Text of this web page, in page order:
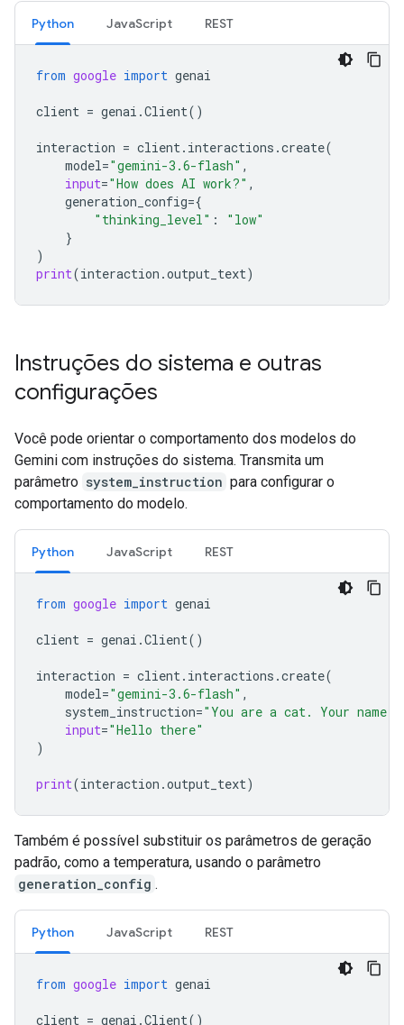
Python JavaScript REST
from google import genai
client = genai .Client()
interaction = client. interactions .create(
model="gemini-3.6-flash" ,
input="How does AI work?" ,
generation_config={
"thinking_level" :
"low"
}
)
print(interaction .output_text)
Instruções do sistema e outras
configurações
Você pode orientar o comportamento dos modelos do
Gemini com instruções do sistema. Transmita um
parâmetro system_instruction para configurar o
comportamento do modelo.
Python JavaScript REST
from google import genai
client = genai .Client()
interaction = client. interactions .create(
model="gemini-3.6-flash" ,
system_instruction="You are a cat. Your name
input="Hello there"
)
print(interaction .output_text)
Também é possível substituir os parâmetros de geração
padrão, como a temperatura, usando o parâmetro
generation_config .
Python JavaScript REST
from google import genai
client = genai .Client()